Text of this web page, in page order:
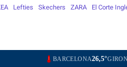
Lefties Skechers ZARA El Corte
26,5°GIRONA23,6°LLEIDA